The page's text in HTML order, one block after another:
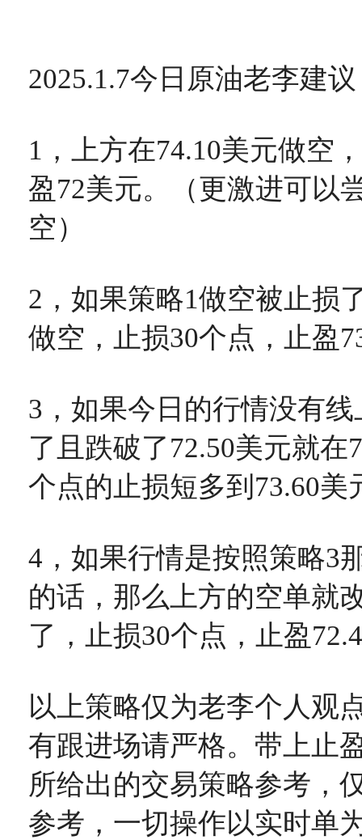
2025.1.7今日原油老李建
1，上方在74.10美元做空
盈72美元。（更激进可以
空）
2，如果策略1做空被止损
做空，止损30个点，止盈
3，如果今日的行情没有
了且跌破了72.50美元就在
个点的止损短多到73.60美
4，如果行情是按照策略3
的话，那么上方的空单就
了，止损30个点，止盈
以上策略仅为老李个人观
有跟进场请严格。带上止
所给出的交易策略参考，
参考，一切操作以实时单